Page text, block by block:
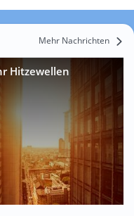
Mehr Nachrichten
Hitzewellen